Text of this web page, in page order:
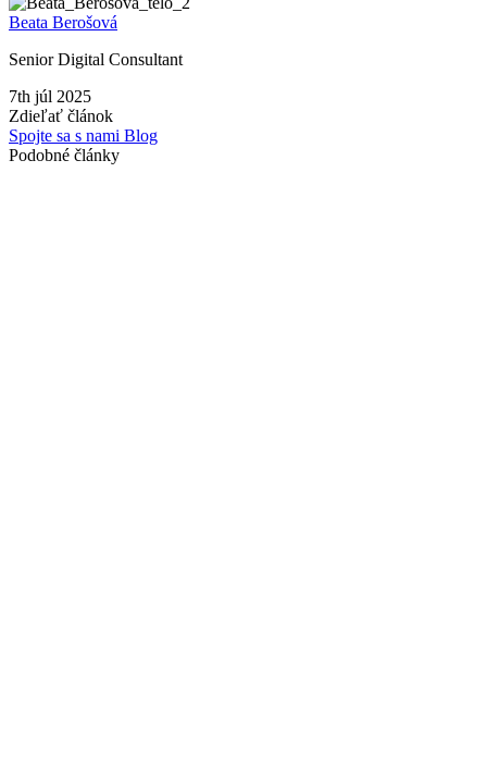
Beata Berošová
Senior Digital Consultant
7th júl 2025
Zdieľať článok
Spojte sa s nami Blog
Podobné články